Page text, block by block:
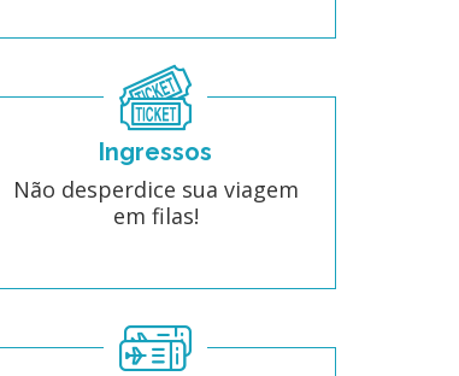
Ingressos
Não desperdice sua viagem
em filas!